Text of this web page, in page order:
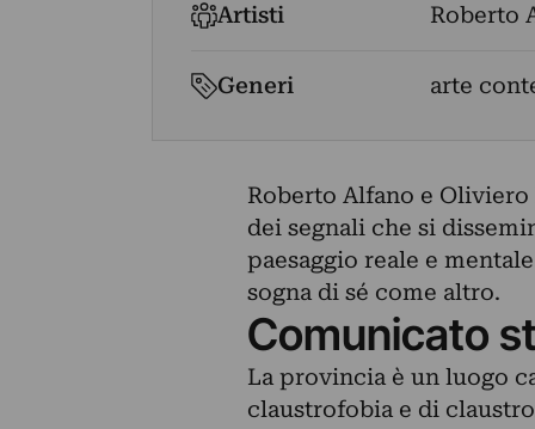
Artisti Roberto
Generi arte
Roberto Alfano e
dei segnali che si
paesaggio reale e
sogna di sé come altro.
Comunicato
La provincia è un luogo
claustrofobia e di